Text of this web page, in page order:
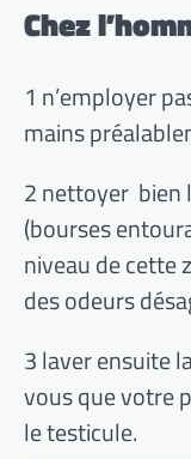
Chez
1 n’employer
mains
2 nettoyer bien
(bourses
niveau de cette
des odeurs
3 laver ensuite
vous que votre
le testicule.